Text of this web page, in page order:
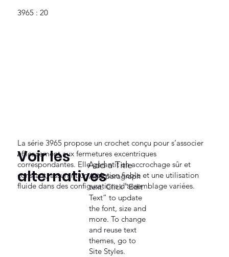
3965 : 20
La série 3965 propose un crochet conçu pour s’associer
efficacement aux fermetures excentriques
correspondantes. Elle garantit un accrochage sûr et
constant, assurant un maintien fiable et une utilisation
fluide dans des configurations d’assemblage variées.
Voir les
alternativesAdd paragraph
text. Click “Edit
Text” to update
the font, size and
more. To change
and reuse text
themes, go to
Site Styles.
Add a Title